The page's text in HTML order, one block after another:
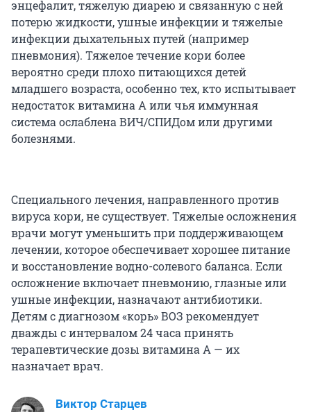
энцефалит, тяжелую диарею и связанную с ней
потерю жидкости, ушные инфекции и тяжелые
инфекции дыхательных путей (например
пневмония). Тяжелое течение кори более
вероятно среди плохо питающихся детей
младшего возраста, особенно тех, кто испытывает
недостаток витамина А или чья иммунная
система ослаблена ВИЧ/СПИДом или другими
болезнями.
Специального лечения, направленного против
вируса кори, не существует. Тяжелые осложнения
врачи могут уменьшить при поддерживающем
лечении, которое обеспечивает хорошее питание
и восстановление водно-солевого баланса. Если
осложнение включает пневмонию, глазные или
ушные инфекции, назначают антибиотики.
Детям с диагнозом «корь» ВОЗ рекомендует
дважды с интервалом 24 часа принять
терапевтические дозы витамина А — их
назначает врач.
Виктор Старцев